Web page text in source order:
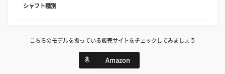
シャフト種別
こちらのモデルを扱っている販売サイトをチェックしてみましょう
Amazon